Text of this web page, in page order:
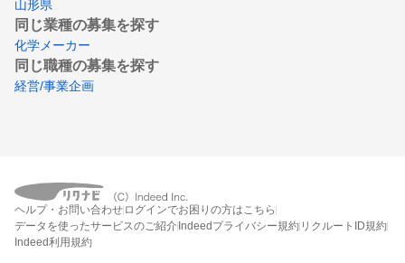
山形県
同じ業種の募集を探す
化学メーカー
同じ職種の募集を探す
経営/事業企画
ヘルプ・お問い合わせ ログインでお困りの方はこちら
データを使ったサービスのご紹介Indeedプライバシー規約 リクルートID規約
Indeed利用規約